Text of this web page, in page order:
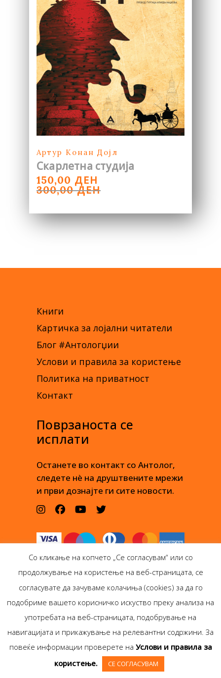
Артур Конан Дојл
Скарлетна студија
300,00ДЕН
ORIGINAL
PRICE
WAS:
150,00 ДЕН
CURRENT
PRICE
IS:
Книги
Картичка за лојални читатели
Блог #Антологџии
Услови и правила за користење
Политика на приватност
Контакт
Поврзаноста се
исплати
Останете во контакт со Антолог,
следете нè на друштвените мрежи
и први дознајте ги сите новости.
Антолог Боокс дооел
Copyright © Antolog
Books 1999-2020
Со кликање на копчето „Се согласувам“ или со
продолжување на користење на веб-страницата, се
согласувате да зачуваме колачиња (cookies) за да го
подобриме вашето корисничко искуство преку анализа на
употребата на веб-страницата, подобрување на
навигацијата и прикажување на релевантни содржини. За
повеќе информации проверете на Услови и правила за
користење.
СЕ СОГЛАСУВАМ